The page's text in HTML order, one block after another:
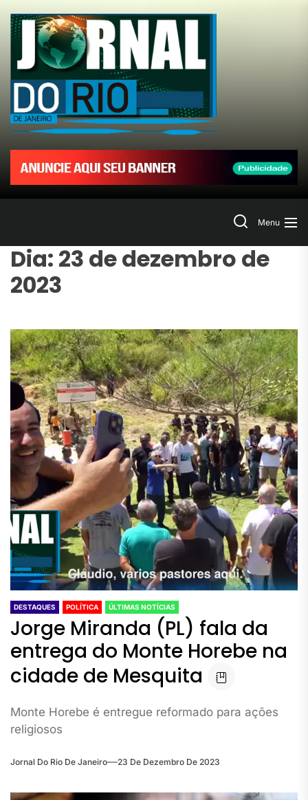
the
content
Jornal
do
Rio
de
SearchMenu
Dia: 23 de dezembro de
2023
DESTAQUES POLÍTICA ÚLTIMAS NOTÍCIAS
Jorge Miranda (PL) fala da
entrega do Monte Horebe na
cidade de Mesquita
Monte Horebe é entregue reformado para ações
religiosos
Jornal Do Rio De Janeiro 23 De Dezembro De 2023